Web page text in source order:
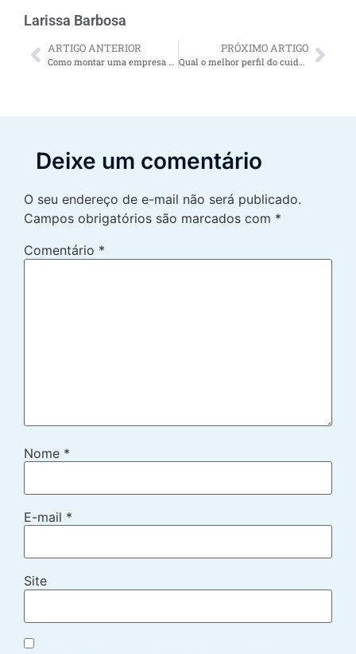
Larissa Barbosa
ARTIGO ANTERIOR
Como montar uma empresa de cuidadores de idosos?
PRÓXIMO ARTIGO
Qual o melhor perfil do cuidador de idosos quando a pessoa assistida é lúcida?
Deixe um comentário
O seu endereço de e-mail não será publicado.
Campos obrigatórios são marcados com *
Comentário *
Nome *
E-mail *
Site